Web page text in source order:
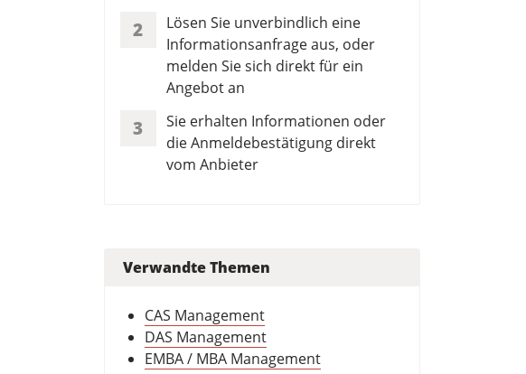
2
Lösen Sie unverbindlich eine
Informationsanfrage aus, oder
melden Sie sich direkt für ein
Angebot an
3
Sie erhalten Informationen oder
die Anmeldebestätigung direkt
vom Anbieter
Verwandte Themen
CAS Management
DAS Management
EMBA / MBA Management